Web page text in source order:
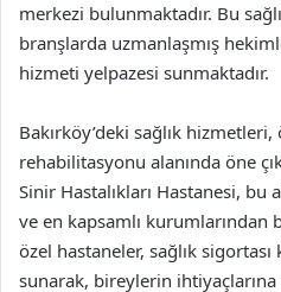
merkezi bulunmaktadır. Bu
branşlarda uzmanlaşmış
hizmeti yelpazesi sunmaktadır.
Bakırköy’deki sağlık
rehabilitasyonu alanında öne
Sinir Hastalıkları Hastanesi, bu
ve en kapsamlı kurumlarından
özel hastaneler, sağlık
sunarak, bireylerin